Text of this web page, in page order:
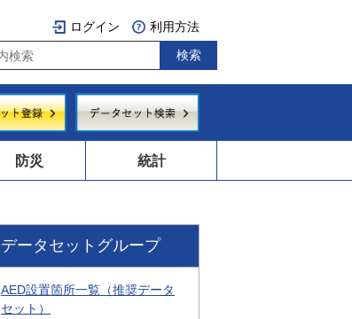
ログイン 利用方法
防災 統計
データセットグループ
AED設置箇所一覧（推奨データ
セット）